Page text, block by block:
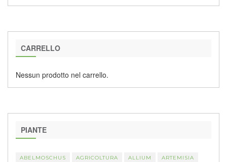
CARRELLO
Nessun prodotto nel carrello.
PIANTE
ABELMOSCHUS AGRICOLTURA ALLIUM ARTEMISIA